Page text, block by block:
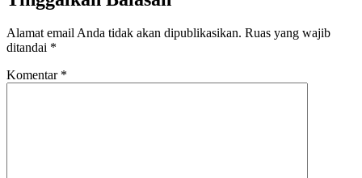
Alamat email Anda tidak akan dipublikasikan. Ruas yang wajib
ditandai *
Komentar *